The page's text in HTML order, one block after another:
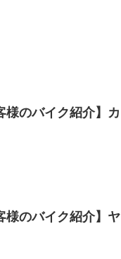
様のバイク紹介
様のバイク紹介